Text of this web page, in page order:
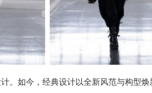
。如今，经典设计以全新风范与构型焕